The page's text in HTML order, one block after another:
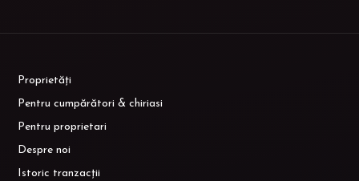
Proprietăți
Pentru cumpărători & chiriasi
Pentru proprietari
Despre noi
Istoric tranzacții